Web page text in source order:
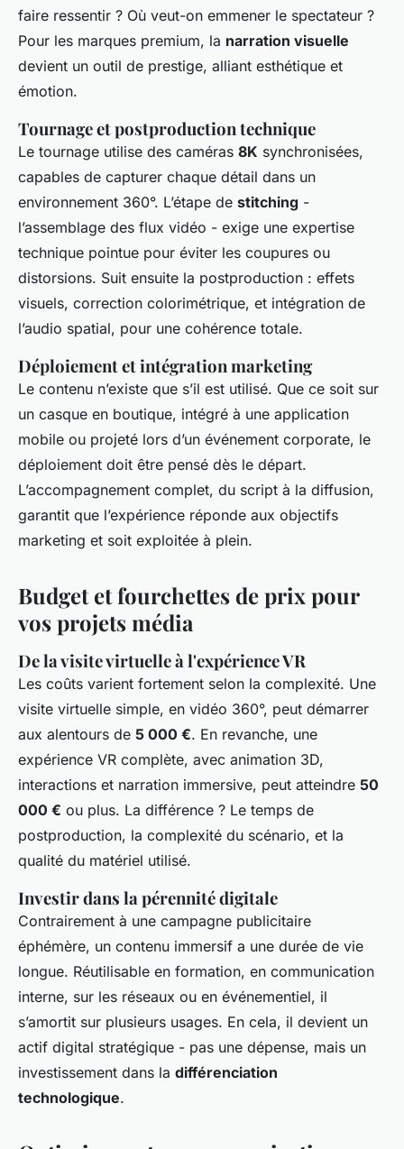
faire ressentir ? Où veut-on emmener le spectateur ?
Pour les marques premium, la narration visuelle
devient un outil de prestige, alliant esthétique et
émotion.
Tournage et postproduction technique
Le tournage utilise des caméras 8K synchronisées,
capables de capturer chaque détail dans un
environnement 360°. L’étape de stitching -
l’assemblage des flux vidéo - exige une expertise
technique pointue pour éviter les coupures ou
distorsions. Suit ensuite la postproduction : effets
visuels, correction colorimétrique, et intégration de
l’audio spatial, pour une cohérence totale.
Déploiement et intégration marketing
Le contenu n’existe que s’il est utilisé. Que ce soit sur
un casque en boutique, intégré à une application
mobile ou projeté lors d’un événement corporate, le
déploiement doit être pensé dès le départ.
L’accompagnement complet, du script à la diffusion,
garantit que l’expérience réponde aux objectifs
marketing et soit exploitée à plein.
Budget et fourchettes de prix pour
vos projets média
De la visite virtuelle à l'expérience VR
Les coûts varient fortement selon la complexité. Une
visite virtuelle simple, en vidéo 360°, peut démarrer
aux alentours de 5 000 €. En revanche, une
expérience VR complète, avec animation 3D,
interactions et narration immersive, peut atteindre 50
000 € ou plus. La différence ? Le temps de
postproduction, la complexité du scénario, et la
qualité du matériel utilisé.
Investir dans la pérennité digitale
Contrairement à une campagne publicitaire
éphémère, un contenu immersif a une durée de vie
longue. Réutilisable en formation, en communication
interne, sur les réseaux ou en événementiel, il
s’amortit sur plusieurs usages. En cela, il devient un
actif digital stratégique - pas une dépense, mais un
investissement dans la différenciation
technologique.